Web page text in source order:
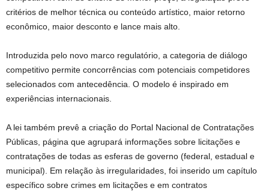
critérios de melhor técnica ou conteúdo artístico, maior retorno
econômico, maior desconto e lance mais alto.
Introduzida pelo novo marco regulatório, a categoria de diálogo
competitivo permite concorrências com potenciais competidores
selecionados com antecedência. O modelo é inspirado em
experiências internacionais.
A lei também prevê a criação do Portal Nacional de Contratações
Públicas, página que agrupará informações sobre licitações e
contratações de todas as esferas de governo (federal, estadual e
municipal). Em relação às irregularidades, foi inserido um capítulo
específico sobre crimes em licitações e em contratos